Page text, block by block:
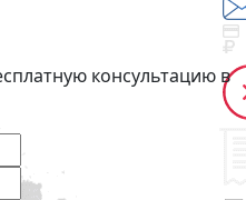
консультацию в